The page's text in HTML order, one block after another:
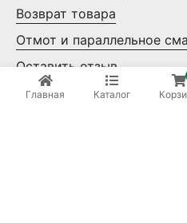
Возврат товара
Отмот и параллельное
Оставить отзыв
Контакты
Главная Каталог